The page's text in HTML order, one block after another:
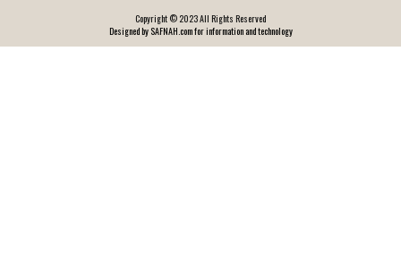
Copyright © 2023 All Rights Reserved
Designed by SAFNAH.com for information and technology